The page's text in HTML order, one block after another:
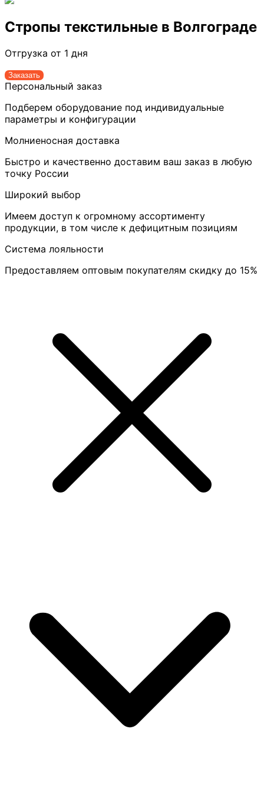
Стропы текстильные в Волгограде
Отгрузка от 1 дня
Заказать
Персональный заказ
Подберем оборудование под индивидуальные
параметры и конфигурации
Молниеносная доставка
Быстро и качественно доставим ваш заказ в любую
точку России
Широкий выбор
Имеем доступ к огромному ассортименту
продукции, в том числе к дефицитным позициям
Система лояльности
Предоставляем оптовым покупателям скидку до 15%